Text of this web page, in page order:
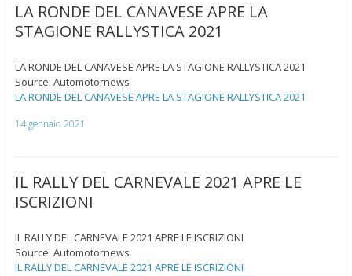
LA RONDE DEL CANAVESE APRE LA
STAGIONE RALLYSTICA 2021
LA RONDE DEL CANAVESE APRE LA STAGIONE RALLYSTICA 2021
Source: Automotornews
LA RONDE DEL CANAVESE APRE LA STAGIONE RALLYSTICA 2021
14 gennaio 2021
IL RALLY DEL CARNEVALE 2021 APRE LE
ISCRIZIONI
IL RALLY DEL CARNEVALE 2021 APRE LE ISCRIZIONI
Source: Automotornews
IL RALLY DEL CARNEVALE 2021 APRE LE ISCRIZIONI